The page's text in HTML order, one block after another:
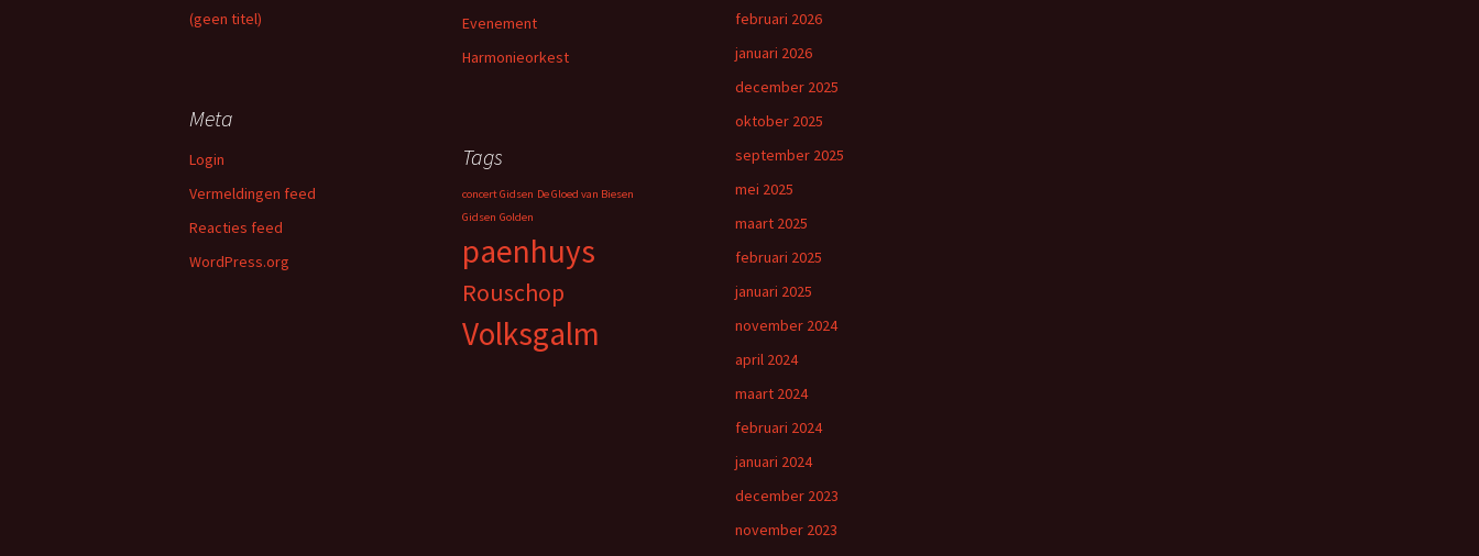
(geen titel)
februari 2026
januari 2026
december 2025
oktober 2025
september 2025
mei 2025
maart 2025
februari 2025
januari 2025
november 2024
april 2024
maart 2024
februari 2024
januari 2024
december 2023
november 2023
Evenement
Harmonieorkest
Meta
Login
Vermeldingen feed
Reacties feed
WordPress.org
Tags
concert Gidsen De Gloed van Biesen
Gidsen Golden
paenhuys
Rouschop
Volksgalm